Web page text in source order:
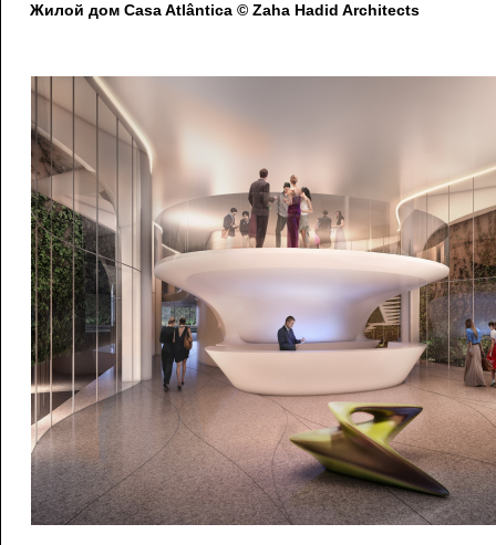
Жилой дом Casa Atlântica © Zaha Hadid Architects